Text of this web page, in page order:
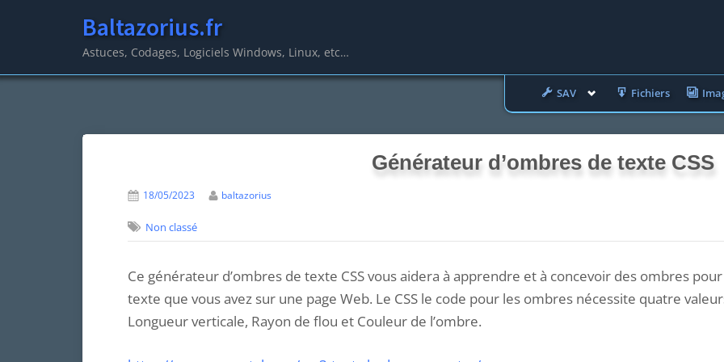
Baltazorius.fr
Astuces, Codages, Logiciels Windows, Linux, etc…
SAV Toggle
menu
Fichiers
Générateur d’ombres de texte CSS
Posted
18/05/2023 par
baltazorius
Non classé
Ce générateur d’ombres de texte CSS vous aidera à apprendre et à concevoir des ombres
texte que vous avez sur une page Web. Le CSS le code pour les ombres nécessite quatre
Longueur verticale, Rayon de flou et Couleur de l’ombre.